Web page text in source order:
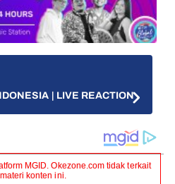
| LIVE REACTION